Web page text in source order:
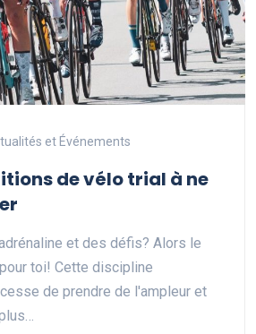
et Événements
de vélo trial à ne
et des défis? Alors le
toi! Cette discipline
de prendre de l'ampleur et